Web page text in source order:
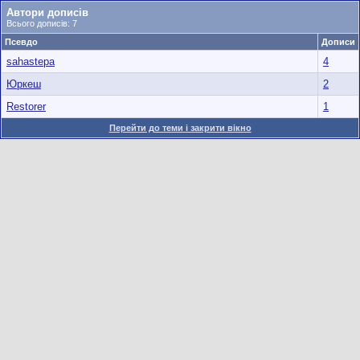
Автори дописів
Всього дописів: 7
Псевдо
Дописи
sahastepa
4
Юркеш
2
Restorer
1
Перейти до теми і закрити вікно